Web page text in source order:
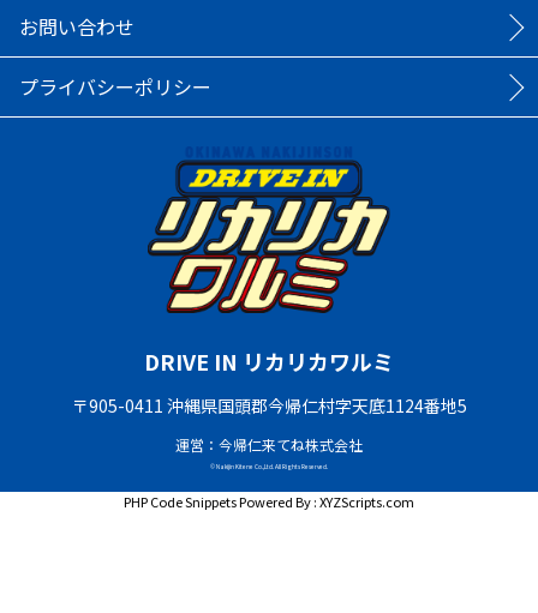
お問い合わせ
プライバシーポリシー
DRIVE IN リカリカワルミ
〒905-0411 沖縄県国頭郡今帰仁村字天底1124番地5
運営：今帰仁来てね株式会社
© Nakijin Kitene Co.,Ltd. All Rights Reserved.
PHP Code SnippetsPowered By :XYZScripts.com